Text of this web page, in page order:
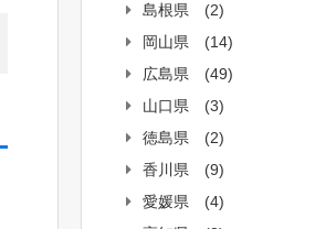
島根県
(2)
岡山県
(14)
広島県
(49)
山口県
(3)
徳島県
(2)
香川県
(9)
愛媛県
(4)